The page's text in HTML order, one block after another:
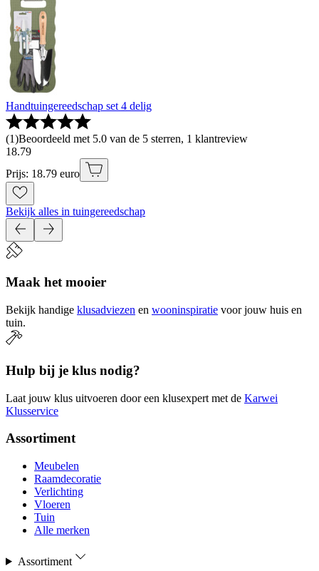
Handtuingereedschap set 4 delig
(1)Beoordeeld met 5.0 van de 5 sterren, 1 klantreview
18.79
Prijs: 18.79 euro
Bekijk alles in tuingereedschap
Maak het mooier
Bekijk handige klusadviezen en wooninspiratie voor jouw huis en
tuin.
Hulp bij je klus nodig?
Laat jouw klus uitvoeren door een klusexpert met de Karwei
Klusservice
Assortiment
Meubelen
Raamdecoratie
Verlichting
Vloeren
Tuin
Alle merken
Assortiment